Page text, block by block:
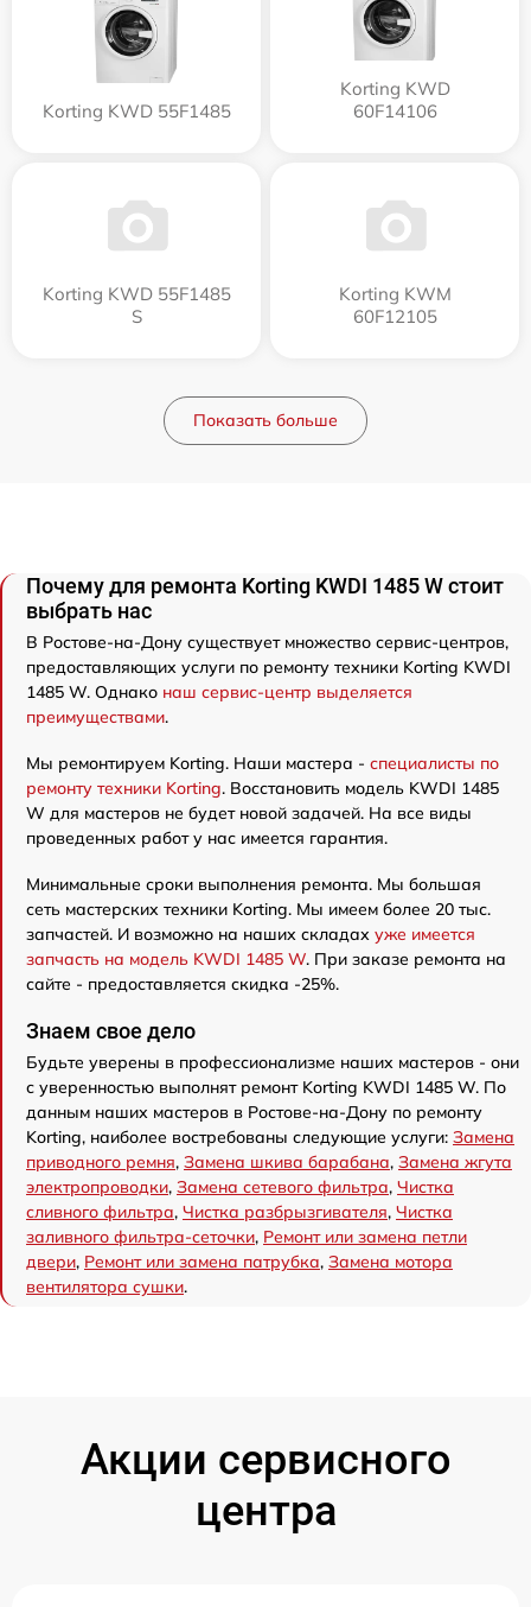
Korting KWD 55F1485
Korting KWD
60F14106
Korting KWD 55F1485
S
Korting KWM
60F12105
Показать больше
Почему для ремонта Korting KWDI 1485 W стоит
выбрать нас
В Ростове-на-Дону существует множество сервис-центров,
предоставляющих услуги по ремонту техники Korting KWDI
1485 W. Однако наш сервис-центр выделяется
преимуществами.
Мы ремонтируем Korting. Наши мастера - специалисты по
ремонту техники Korting. Восстановить модель KWDI 1485
W для мастеров не будет новой задачей. На все виды
проведенных работ у нас имеется гарантия.
Минимальные сроки выполнения ремонта. Мы большая
сеть мастерских техники Korting. Мы имеем более 20 тыс.
запчастей. И возможно на наших складах уже имеется
запчасть на модель KWDI 1485 W. При заказе ремонта на
сайте - предоставляется скидка -25%.
Знаем свое дело
Будьте уверены в профессионализме наших мастеров - они
с уверенностью выполнят ремонт Korting KWDI 1485 W. По
данным наших мастеров в Ростове-на-Дону по ремонту
Korting, наиболее востребованы следующие услуги: Замена
приводного ремня, Замена шкива барабана, Замена жгута
электропроводки, Замена сетевого фильтра, Чистка
сливного фильтра, Чистка разбрызгивателя, Чистка
заливного фильтра-сеточки, Ремонт или замена петли
двери, Ремонт или замена патрубка, Замена мотора
вентилятора сушки.
Акции сервисного
центра